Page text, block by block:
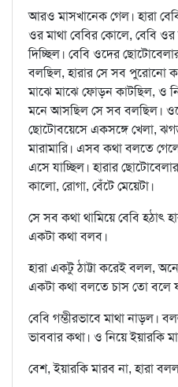
আরও মাসখানেক গেল। হারা
ওর মাথা বেবির কোলে, বেবি
দিচ্ছিল। বেবি ওদের
বলছিল, হারার সে সব পুরোনো
মাঝে মাঝে ফোড়ন কাটছিল, ও
মনে আসছিল সে সব বলছিল।
ছোটোবয়েসে একসঙ্গে খেলা,
মারামারি। এসব কথা বলতে
এসে যাচ্ছিল। হারার
কালো, রোগা, বেঁটে মেয়েটা।
সে সব কথা থামিয়ে বেবি হঠাৎ
একটা কথা বলব।
হারা একটু ঠাট্টা করেই বলল,
একটা কথা বলতে চাস তো বলে
বেবি গম্ভীরভাবে মাথা নাড়ল।
ভাববার কথা। ও নিয়ে ইয়ারকি
বেশ, ইয়ারকি মারব না, হারা